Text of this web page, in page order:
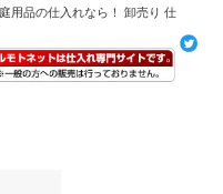
用品の仕入れなら！ 卸売り 仕